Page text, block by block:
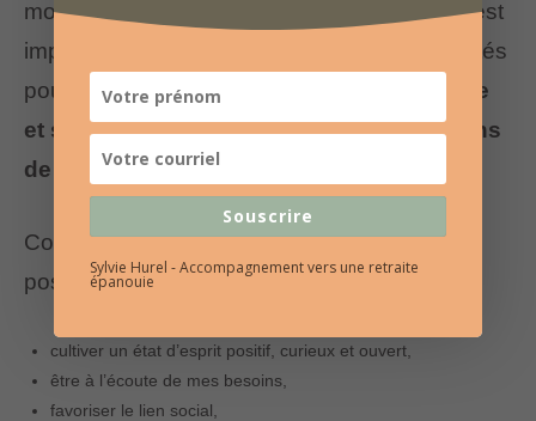
morale, le stress, l’anxiété, les douleurs… Il est
important d’observer, de nommer ces difficultés
pour, dans un deuxième temps,
s’en extraire
et se tourner vers la recherche de solutions
de mieux-être.
Comment au contraire regagner en énergie
positive ?
cultiver un état d’esprit positif, curieux et ouvert,
être à l’écoute de mes besoins,
favoriser le lien social,
Souscrire
Sylvie Hurel - Accompagnement vers une retraite
épanouie